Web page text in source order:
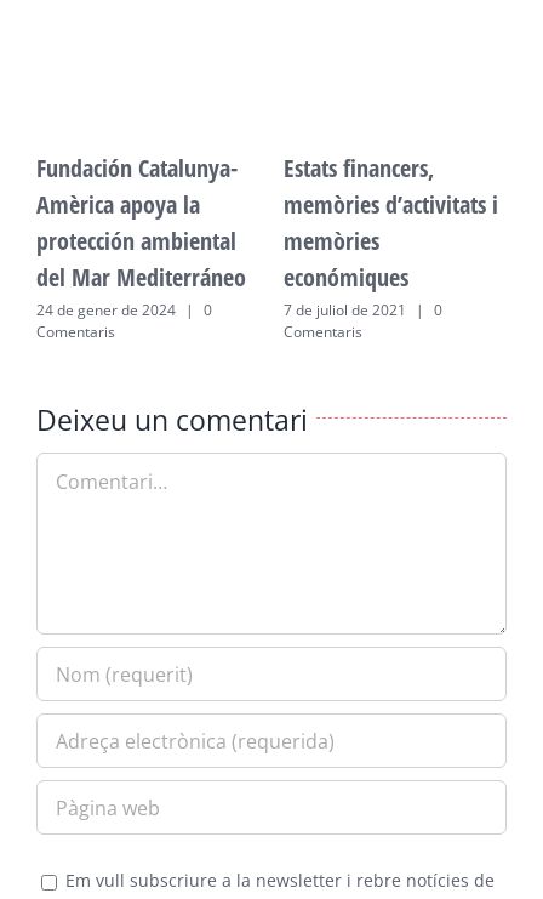
Fundación Catalunya-
Amèrica apoya la
protección ambiental
del Mar Mediterráneo
24 de gener de 2024 |
0
Comentaris
Estats financers,
memòries d’activitats i
memòries
económiques
7 de juliol de 2021 |
0
Comentaris
Deixeu un comentari
Em vull subscriure a la newsletter i rebre notícies de